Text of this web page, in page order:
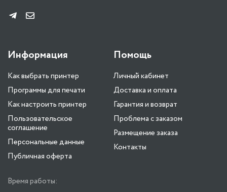
Информация
Как выбрать принтер
Программы для печати
Как настроить принтер
Пользовательское
соглашение
Персональные данные
Публичная оферта
Помощь
Личный кабинет
Доставка и оплата
Гарантия и возврат
Проблема с заказом
Размещение заказа
Контакты
Время работы: